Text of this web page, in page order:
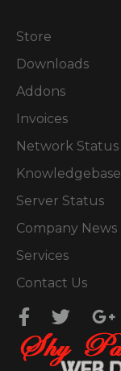
Store
Downloads
Addons
Invoices
Network Status
Knowledgebase
Server Status
Company News
Services
Contact Us